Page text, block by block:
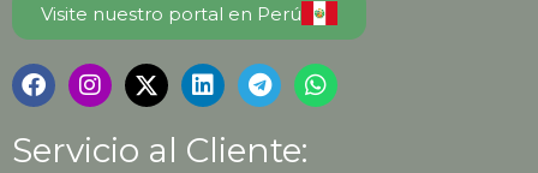
Visite nuestro portal en Perú
Servicio al Cliente: